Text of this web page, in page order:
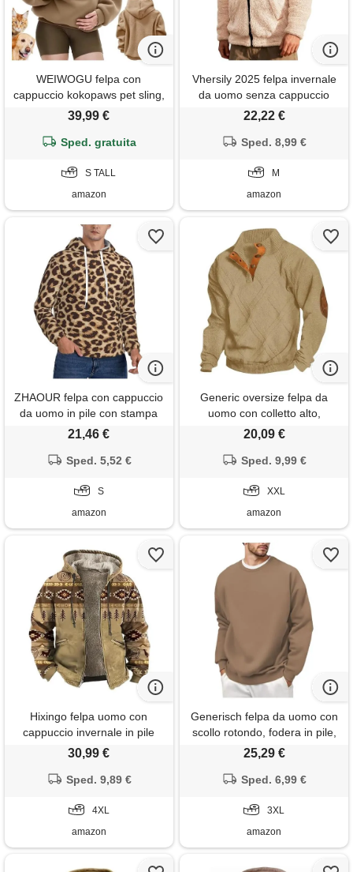
WEIWOGU felpa con
cappuccio kokopaws pet sling,
felpa con cappuccio koko
ultra morbida e calda (khaki l)
39,99 €
Sped. gratuita
S TALL
amazon
Vhersily 2025 felpa invernale
da uomo senza cappuccio
giacca in pile con calda
cappotto morbida e leggera
giubbotti da lavoro per tempo
libero
22,22 €
Sped. 8,99 €
M
amazon
ZHAOUR felpa con cappuccio
da uomo in pile con stampa
leopardata, alla moda,
viaggi e tempo libero, nero , s
21,46 €
Sped. 5,52 €
S
amazon
Generic oversize felpa da
uomo con colletto alto,
maglione da uomo con bottoni
lunghe, calda, slim fit,
maglione invernale in pile,
cachi, xxl
20,09 €
Sped. 9,99 €
XXL
amazon
Hixingo felpa uomo con
cappuccio invernale in pile
calda, 2xs-7xl thickened felpe
giacca manica lunga comoda
a calda hoodie con cerniera,
inverno (stile b-02,4xl)
30,99 €
Sped. 9,89 €
4XL
amazon
Generisch felpa da uomo con
scollo rotondo, fodera in pile,
calda, casual, comoda,
vestibilità larga, taglia grande,
design semplice, caffè, 3xl
25,29 €
Sped. 6,99 €
3XL
amazon